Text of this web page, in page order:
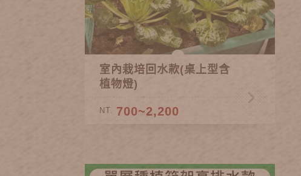
室內栽培回水款(桌上型含
植物燈)
NT. 700~2,200